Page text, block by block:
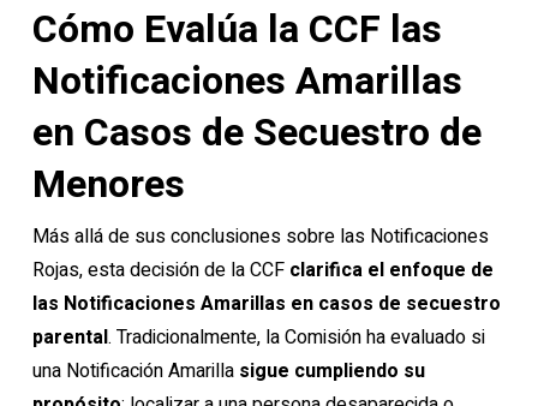
Cómo Evalúa la CCF las
Notificaciones Amarillas
en Casos de Secuestro de
Menores
Más allá de sus conclusiones sobre las Notificaciones
Rojas, esta decisión de la CCF clarifica el enfoque de
las Notificaciones Amarillas en casos de secuestro
parental. Tradicionalmente, la Comisión ha evaluado si
una Notificación Amarilla sigue cumpliendo su